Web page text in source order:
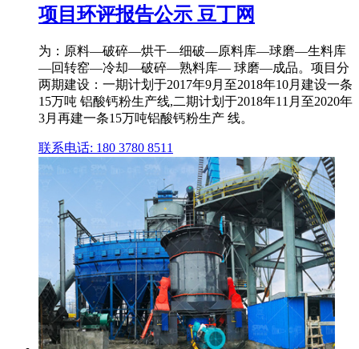
项目环评报告公示 豆丁网
为：原料—破碎—烘干—细破—原料库—球磨—生料库
—回转窑—冷却—破碎—熟料库— 球磨—成品。项目分
两期建设：一期计划于2017年9月至2018年10月建设一条
15万吨 铝酸钙粉生产线,二期计划于2018年11月至2020年
3月再建一条15万吨铝酸钙粉生产 线。
联系电话: 180 3780 8511